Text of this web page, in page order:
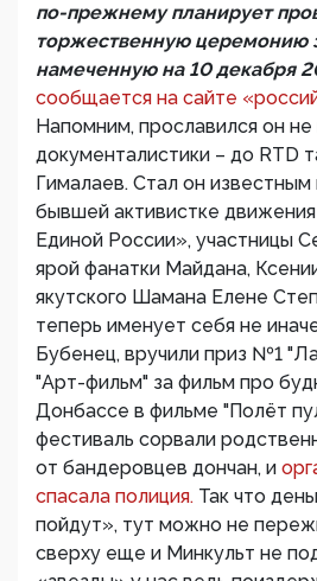
по-прежнему планирует
торжественную церемонию
намеченную на 10 декабря
сообщается на сайте
Напомним, прославился он
документалистики – до RTD
Гималаев. Стал он известным
бывшей активистке
Единой России», участницы
ярой фанатки Майдана,
якутского Шамана Елене
теперь именует себя не
Бубенец, вручили приз №1
"Арт-фильм" за фильм про
Донбассе в фильме "Полёт
фестиваль сорвали
от бандеровцев дончан, и
спасала полиция. Так что
пойдут», тут можно не
сверху еще и Минкульт не